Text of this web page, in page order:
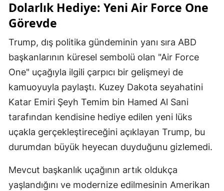
Dolarlık Hediye: Yeni Air Force One
Görevde
Trump, dış politika gündeminin yanı sıra ABD
başkanlarının küresel sembolü olan "Air Force
One" uçağıyla ilgili çarpıcı bir gelişmeyi de
kamuoyuyla paylaştı. Kuzey Dakota seyahatini
Katar Emiri Şeyh Temim bin Hamed Al Sani
tarafından kendisine hediye edilen yeni lüks
uçakla gerçekleştireceğini açıklayan Trump, bu
durumdan büyük heyecan duyduğunu gizlemedi.
Mevcut başkanlık uçağının artık oldukça
yaşlandığını ve modernize edilmesinin Amerikan